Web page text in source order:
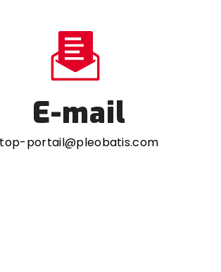
E-mail
top-portail@pleobatis.com